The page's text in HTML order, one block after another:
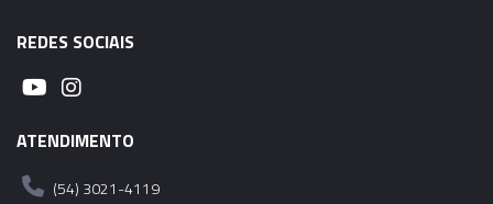
REDES SOCIAIS
ATENDIMENTO
(54) 3021-4119